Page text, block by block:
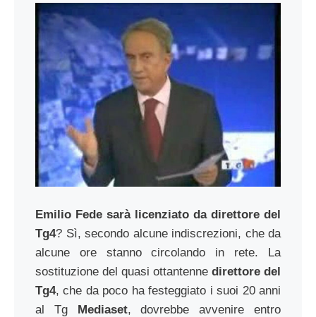
Emilio Fede sarà licenziato da direttore del
Tg4? Sì, secondo alcune indiscrezioni, che da
alcune ore stanno circolando in rete. La
sostituzione del quasi ottantenne direttore del
Tg4, che da poco ha festeggiato i suoi 20 anni
al Tg Mediaset, dovrebbe avvenire entro